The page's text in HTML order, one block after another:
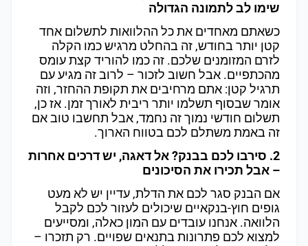
שימו לב לתמונה הגדולה
כשאתם מאחדים את כל ההלוואות לתשלום אחד
קטן יותר בחודש, זה בהחלט מרגיש כמו הקלה
לזרם המזומנים שלכם. זה כמו להוריד קצת עומס
מהכתפיים. אבל חשוב לזכור – לרוב זה מגיע עם
תרגיל קטן: אתם מרחיבים את תקופת ההחזר, וזה
אומר שבסוף תשלמו יותר ריבית לאורך זמן. אז כן,
תשלום חודשי נמוך זה נחמד, אבל תחשבו טוב אם
זה באמת משתלם לכם בטווח הארוך.
2. סירבו לכם בבנק? אל דאגה, יש דרכים אחרות
– אבל תכירו את הסיכונים
אם הבנק סגר לכם את הדלת, עדיין יש לא מעט
גופים חוץ-בנקאיים שיכולים לעזור לכם לקבל
הלוואה. אנחנו עובדים עם המון כאלה, ומסייעים
למצוא לכם פתרונות בתנאים שפויים. רק תזכרו –